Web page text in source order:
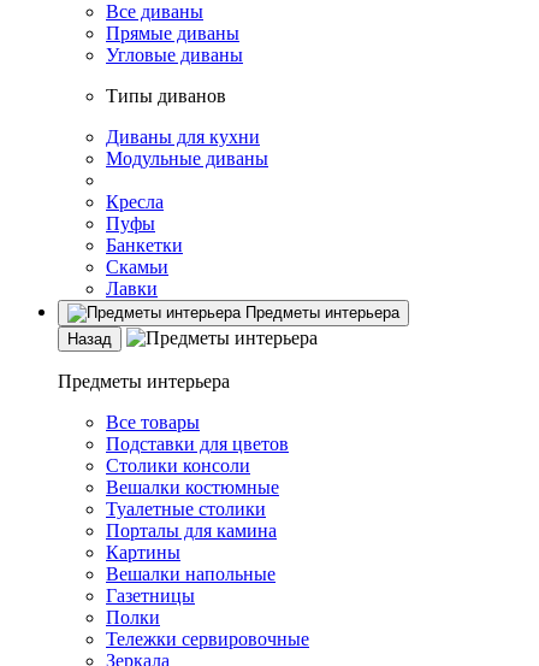
Все диваны
Прямые диваны
Угловые диваны
Типы диванов
Диваны для кухни
Модульные диваны
Кресла
Пуфы
Банкетки
Скамьи
Лавки
Предметы интерьера
Назад
Предметы интерьера
Все товары
Подставки для цветов
Столики консоли
Вешалки костюмные
Туалетные столики
Порталы для камина
Картины
Вешалки напольные
Газетницы
Полки
Тележки сервировочные
Зеркала